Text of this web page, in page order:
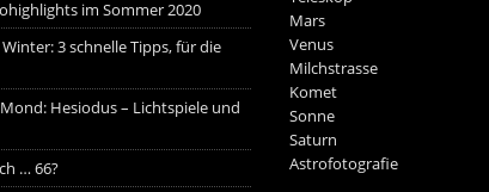
im Sommer 2020
3 schnelle Tipps, für die
Mond: Hesiodus – Lichtspiele und
… 66?
Mars
Venus
Milchstrasse
Komet
Sonne
Saturn
Astrofotografie